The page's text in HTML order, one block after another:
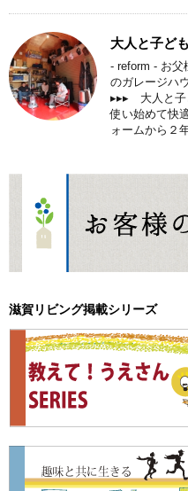
大人と子ど
- reform - お父
のガレージハ
▸▸▸ 大人と
使い始めて快
ォームから２
滋賀リビング掲載シリーズ